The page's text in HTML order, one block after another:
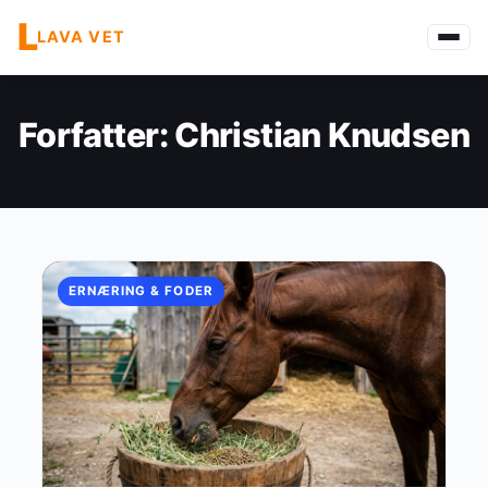
LLAVA VET
Forfatter:Christian Knudsen
ERNÆRING & FODER